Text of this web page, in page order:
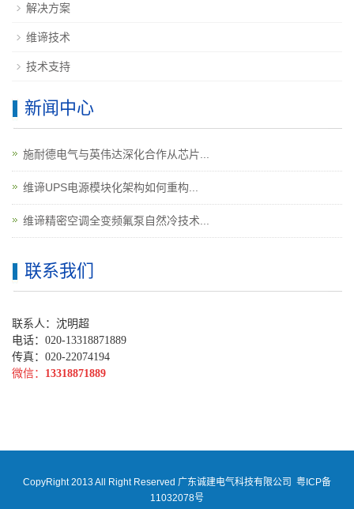
解决方案
维谛技术
技术支持
新闻中心
施耐德电气与英伟达深化合作从芯片...
维谛UPS电源模块化架构如何重构...
维谛精密空调全变频氟泵自然冷技术...
联系我们
联系人：沈明超
电话：020-13318871889
传真：020-22074194
微信： 13318871889
CopyRight 2013 All Right Reserved 广东诚建电气科技有限公司 粤ICP备
11032078号